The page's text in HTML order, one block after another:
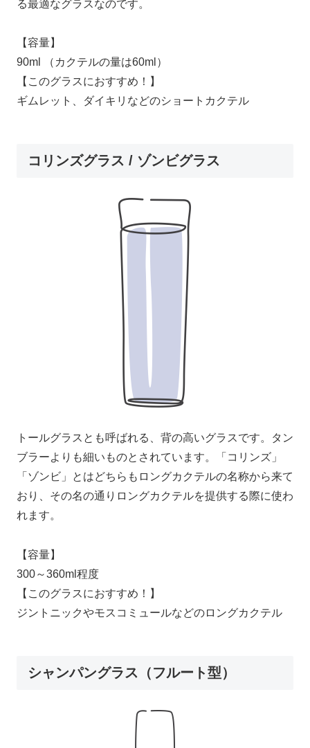
る最適なグラスなのです。
【容量】
90ml （カクテルの量は60ml）
【このグラスにおすすめ！】
ギムレット、ダイキリなどのショートカクテル
コリンズグラス / ゾンビグラス
トールグラスとも呼ばれる、背の高いグラスです。タン
ブラーよりも細いものとされています。「コリンズ」
「ゾンビ」とはどちらもロングカクテルの名称から来て
おり、その名の通りロングカクテルを提供する際に使わ
れます。
【容量】
300～360ml程度
【このグラスにおすすめ！】
ジントニックやモスコミュールなどのロングカクテル
シャンパングラス（フルート型）